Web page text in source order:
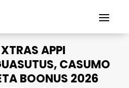
APPI
CASUMO
BOONUS 2026